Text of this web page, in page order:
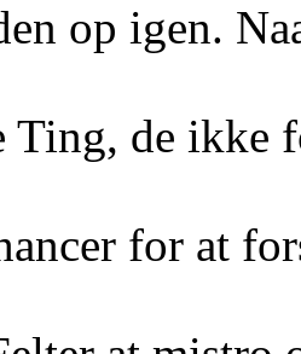
op igen.
de ikke
for at